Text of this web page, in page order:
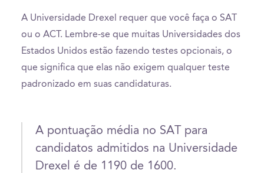
A Universidade Drexel requer que você faça o SAT
ou o ACT. Lembre-se que muitas Universidades dos
Estados Unidos estão fazendo testes opcionais, o
que significa que elas não exigem qualquer teste
padronizado em suas candidaturas.
A pontuação média no SAT para
candidatos admitidos na Universidade
Drexel é de 1190 de 1600.